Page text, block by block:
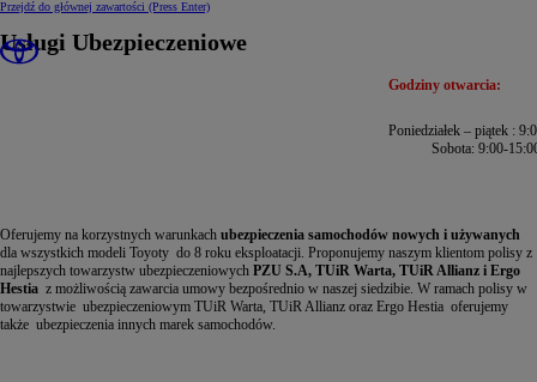
Przejdź do głównej zawartości (Press Enter)
Usługi Ubezpieczeniowe
Godziny otwarcia:
Poniedziałek – piątek :
Sobota: 9:00-
Oferujemy na korzystnych warunkach ubezpieczenia samochodów nowych i używanych
dla wszystkich modeli Toyoty do 8 roku eksploatacji. Proponujemy naszym klientom polisy z
najlepszych towarzystw ubezpieczeniowych PZU S.A, TUiR Warta, TUiR Allianz i Ergo
Hestia z możliwością zawarcia umowy bezpośrednio w naszej siedzibie. W ramach polisy w
towarzystwie ubezpieczeniowym TUiR Warta, TUiR Allianz oraz Ergo Hestia oferujemy
także ubezpieczenia innych marek samochodów.